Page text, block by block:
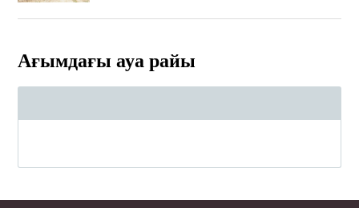
Ағымдағы ауа райы